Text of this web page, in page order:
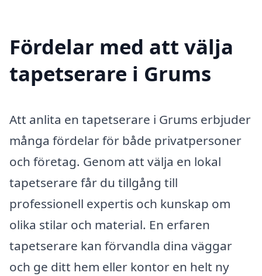
Fördelar med att välja
tapetserare i Grums
Att anlita en tapetserare i Grums erbjuder
många fördelar för både privatpersoner
och företag. Genom att välja en lokal
tapetserare får du tillgång till
professionell expertis och kunskap om
olika stilar och material. En erfaren
tapetserare kan förvandla dina väggar
och ge ditt hem eller kontor en helt ny